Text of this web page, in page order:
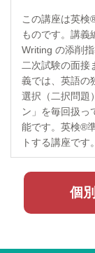
この講座は英検
ものです。講義
Writing の添削
二次試験の面接
義では、英語の
選択（二択問題
ン」を毎回扱っ
能です。英検®
トする講座です。
個